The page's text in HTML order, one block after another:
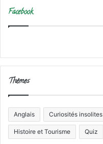
Facebook
Thèmes
Anglais Curiosités insolites
Histoire et Tourisme Quiz